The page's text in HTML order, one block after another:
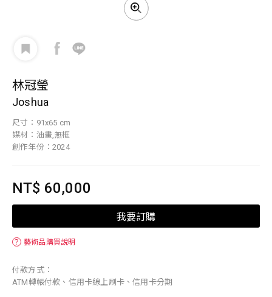
林冠瑩
Joshua
尺寸：91x65 cm
媒材：油畫,無框
創作年份：2024
NT$ 60,000
我要訂購
？ 藝術品購買說明
付款方式：
ATM轉帳付款、信用卡線上刷卡、信用卡分期